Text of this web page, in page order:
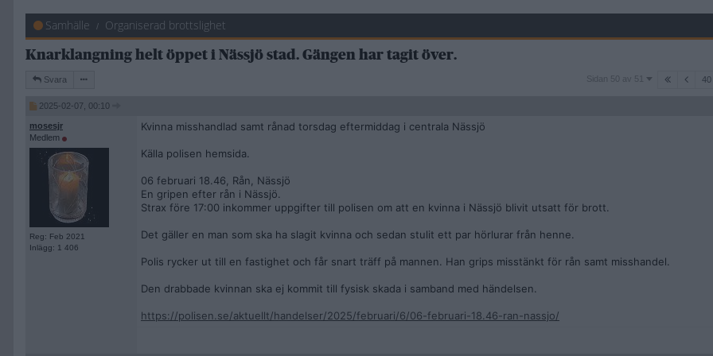
Samhälle Organiserad brottslighet
Knarklangning helt öppet i Nässjö stad. Gängen har tagit över.
Svara
Sidan
Sidan 50 av 51 40
2025-02-07, 00:10
mosesjr
Medlem
Reg: Feb 2021
Inlägg: 1 406
Kvinna misshandlad samt rånad torsdag eftermiddag i centrala Nässjö
Källa polisen hemsida.
06 februari 18.46, Rån, Nässjö
En gripen efter rån i Nässjö.
Strax före 17:00 inkommer uppgifter till polisen om att en kvinna i Nässjö blivit utsatt för brott.
Det gäller en man som ska ha slagit kvinna och sedan stulit ett par hörlurar från henne.
Polis rycker ut till en fastighet och får snart träff på mannen. Han grips misstänkt för rån samt misshandel.
Den drabbade kvinnan ska ej kommit till fysisk skada i samband med händelsen.
https://polisen.se/aktuellt/handelser/2025/februari/6/06-februari-18.46-ran-nassjo/